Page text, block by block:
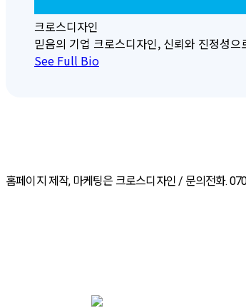
크로스디자인
믿음의 기업 크로스디자인, 신뢰와 진정성
See Full Bio
홈페이지 제작, 마케팅은 크로스디자인 / 문의전화.